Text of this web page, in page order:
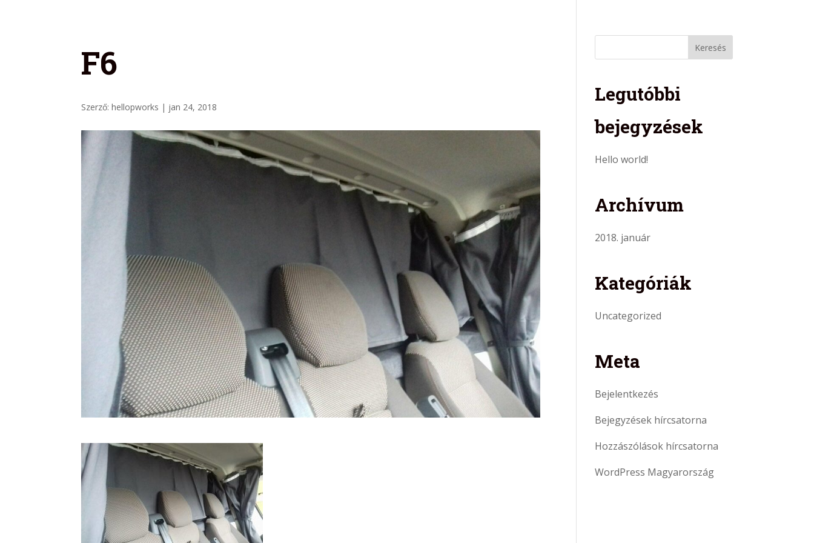
F6
Szerző:hellopworks | jan 24, 2018
Legutóbbi
bejegyzések
Hello world!
Archívum
2018. január
Kategóriák
Uncategorized
Meta
Bejelentkezés
Bejegyzések hírcsatorna
Hozzászólások hírcsatorna
WordPress Magyarország